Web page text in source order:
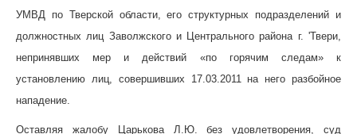
УМВД по Тверской области, его структурных подразделений и
должностных лиц Заволжского и Центрального района г. 'Твери,
непринявших мер и действий «по горячим следам» к
установлению лиц, совершивших 17.03.2011 на него разбойное
нападение.
Оставляя жалобу Царькова Л.Ю. без удовлетворения, суд